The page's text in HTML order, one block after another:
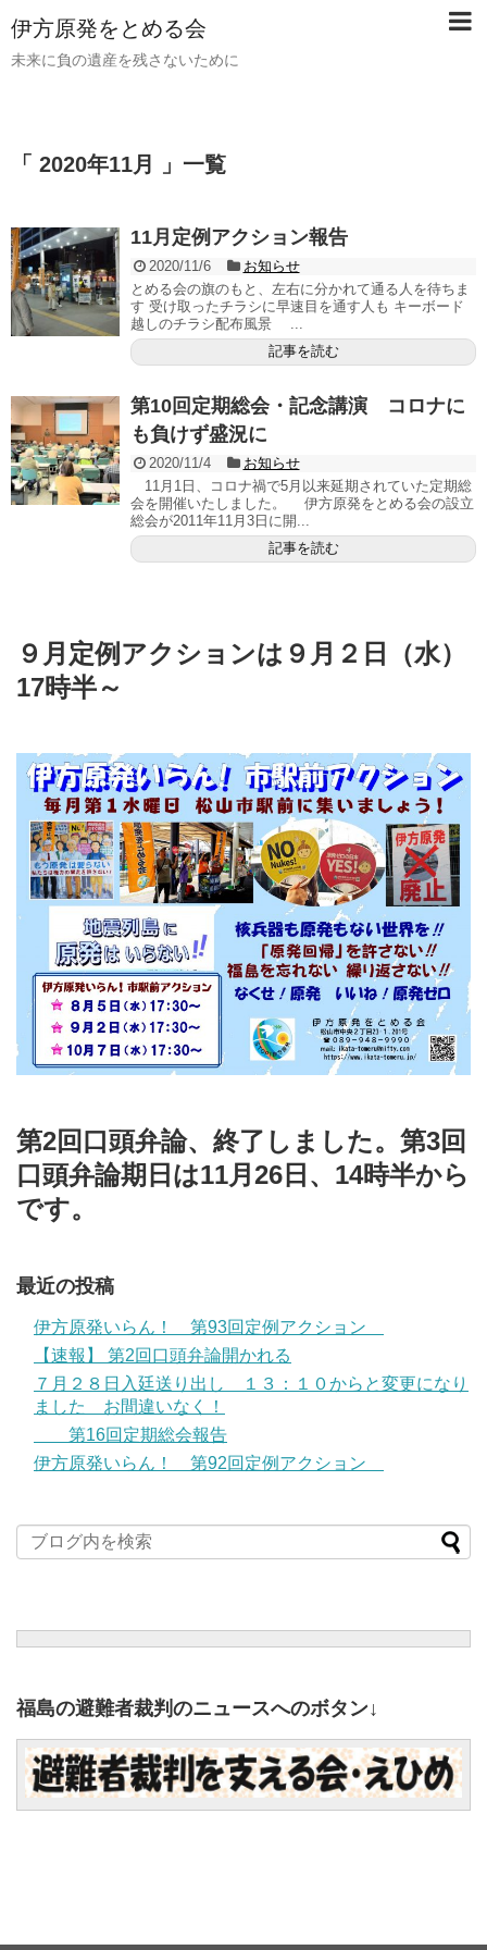
伊方原発をとめる会
未来に負の遺産を残さないために
「 2020年11月 」一覧
11月定例アクション報告
2020/11/6
お知らせ
とめる会の旗のもと、左右に分かれて通る人を待ちま
す 受け取ったチラシに早速目を通す人も キーボード
越しのチラシ配布風景 ...
記事を読む
第10回定期総会・記念講演 コロナに
も負けず盛況に
2020/11/4
お知らせ
11月1日、コロナ禍で5月以来延期されていた定期総
会を開催いたしました。 伊方原発をとめる会の設立
総会が2011年11月3日に開...
記事を読む
９月定例アクションは９月２日（水）
17時半～
第2回口頭弁論、終了しました。第3回
口頭弁論期日は11月26日、14時半から
です。
最近の投稿
伊方原発いらん！ 第93回定例アクション
【速報】 第2回口頭弁論開かれる
７月２８日入廷送り出し １３：１０からと変更になり
ました お間違いなく！
第16回定期総会報告
伊方原発いらん！ 第92回定例アクション
福島の避難者裁判のニュースへのボタン↓